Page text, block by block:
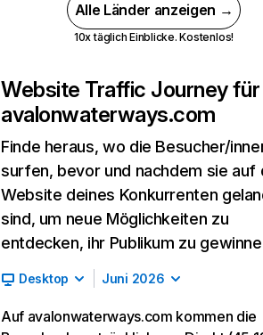
Alle Länder anzeigen →
10x täglich Einblicke. Kostenlos!
Website Traffic Journey für
avalonwaterways.com
Finde heraus, wo die Besucher/
surfen, bevor und nachdem sie auf
Website deines Konkurrenten
sind, um neue Möglichkeiten zu
entdecken, ihr Publikum zu
Desktop Juni 2026
Auf avalonwaterways.com kommen die